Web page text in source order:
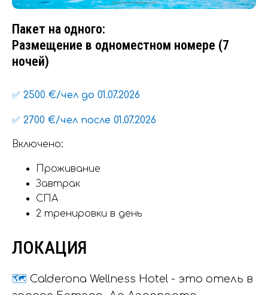
Пакет на одного:
Размещение в одноместном номере (7
ночей)
✅ 2500 €/чел до 01.07.2026
✅ 2700 €/чел после 01.07.2026
Включено:
Проживание
Завтрак
СПА
2 тренировки в день
ЛОКАЦИЯ
🗺 Calderona Wellness Hotel - это отель в